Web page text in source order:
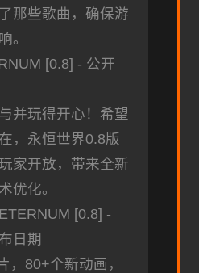
那些歌曲，确保游
。
[0.8] - 公开
并玩得开心！希望
，永恒世界0.8版
家开放，带来全新
优化。
[0.8] -
日期
，80+个新动画，